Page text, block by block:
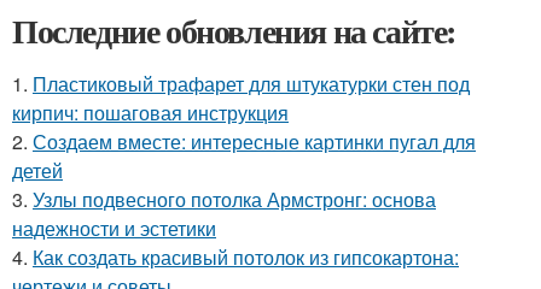
Последние обновления на сайте:
1. Пластиковый трафарет для штукатурки стен под
кирпич: пошаговая инструкция
2. Создаем вместе: интересные картинки пугал для
детей
3. Узлы подвесного потолка Армстронг: основа
надежности и эстетики
4. Как создать красивый потолок из гипсокартона: